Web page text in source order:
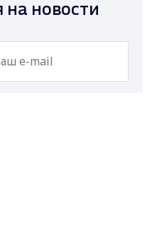
на новости